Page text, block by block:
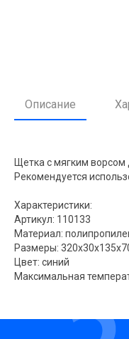
Описание
Щетка с мягким
Рекомендуется
Характеристики:
Артикул: 110133
Материал:
Размеры:
Цвет: синий
Максимальная